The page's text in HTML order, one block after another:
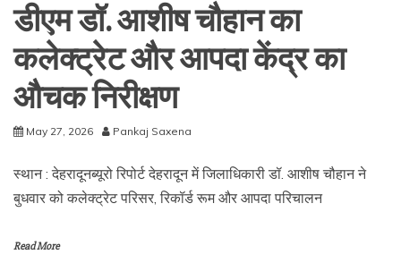
डीएम डॉ. आशीष चौहान का
कलेक्ट्रेट और आपदा केंद्र का
औचक निरीक्षण
May 27, 2026 Pankaj Saxena
स्थान : देहरादूनब्यूरो रिपोर्ट देहरादून में जिलाधिकारी डॉ. आशीष चौहान ने
बुधवार को कलेक्ट्रेट परिसर, रिकॉर्ड रूम और आपदा परिचालन
Read More